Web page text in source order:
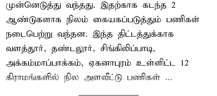
முன்னெடுத்து வந்தது. இதற்காக கடந்த 2
ஆண்டுகளாக நிலம் கையகப்படுத்தும் பணிகள்
நடைபெற்று வந்தன. இந்த திட்டத்துக்காக
வளத்தூர், தண்டலூர், சிங்கிலிப்பாடி,
அக்கம்மாப்பாக்கம், ஏகனாபுரம் உள்ளிட்ட 12
கிராமங்களில் நில அளவீட்டு பணிகள் ...